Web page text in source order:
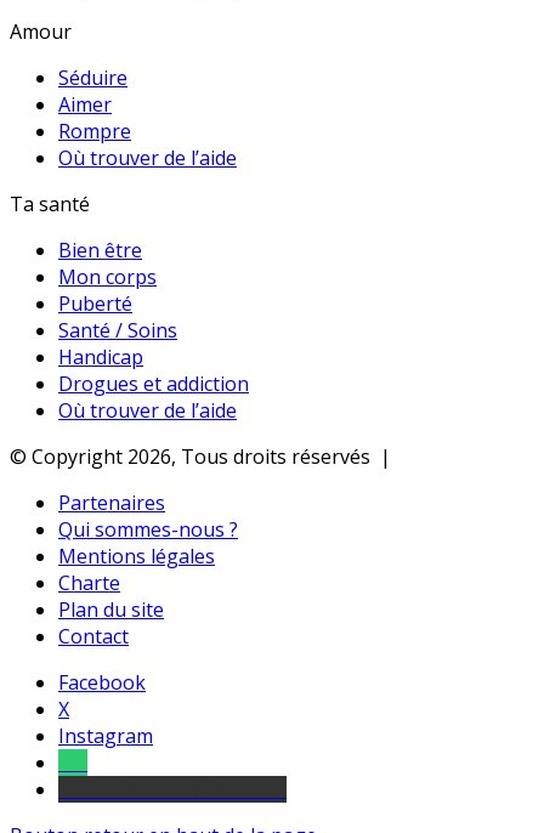
Amour
Séduire
Aimer
Rompre
Où trouver de l’aide
Ta santé
Bien être
Mon corps
Puberté
Santé / Soins
Handicap
Drogues et addiction
Où trouver de l’aide
© Copyright 2026, Tous droits réservés |
Partenaires
Qui sommes-nous ?
Mentions légales
Charte
Plan du site
Contact
Facebook
X
Instagram